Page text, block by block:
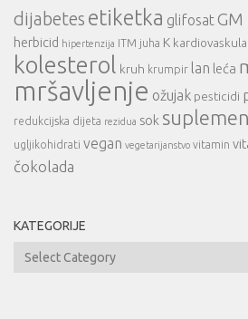
dijabetes etiketka glifosat
herbicid hipertenzija ITM juha K
kolesterol kruh krumpir lan leća
mršavljenje ožujak pesticidi
redukcijska dijeta rezidua sok
ugljikohidrati vegan vegetarijanstvo vitamin
čokolada
KATEGORIJE
Kategorije